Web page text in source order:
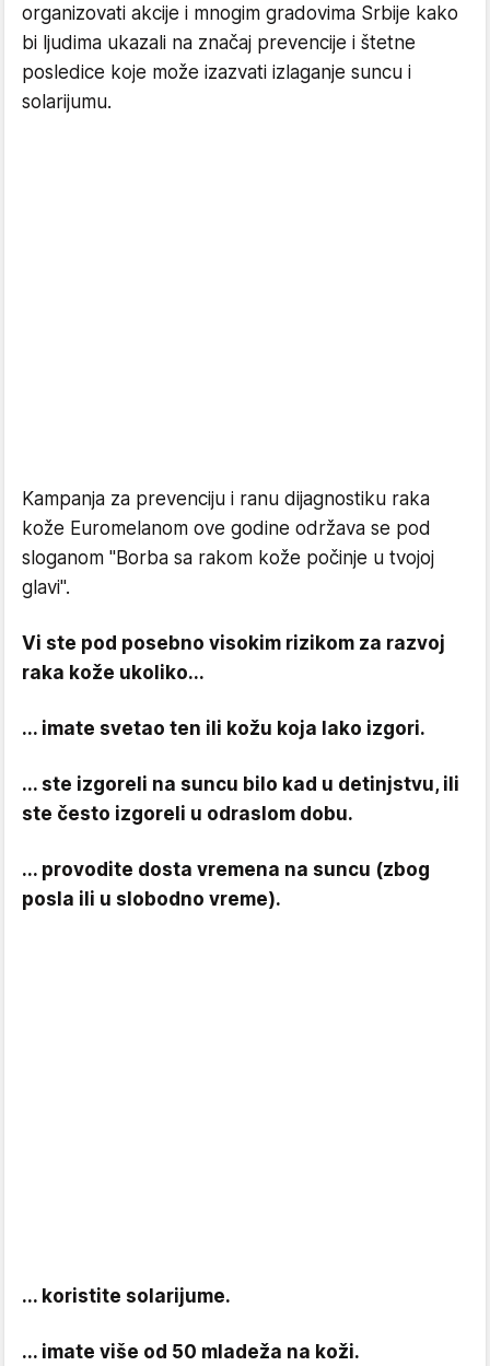
organizovati akcije i mnogim gradovima Srbije kako
bi ljudima ukazali na značaj prevencije i štetne
posledice koje može izazvati izlaganje suncu i
solarijumu.
Kampanja za prevenciju i ranu dijagnostiku raka
kože Euromelanom ove godine održava se pod
sloganom "Borba sa rakom kože počinje u tvojoj
glavi".
Vi ste pod posebno visokim rizikom za razvoj
raka kože ukoliko...
... imate svetao ten ili kožu koja lako izgori.
... ste izgoreli na suncu bilo kad u detinjstvu, ili
ste često izgoreli u odraslom dobu.
... provodite dosta vremena na suncu (zbog
posla ili u slobodno vreme).
... koristite solarijume.
... imate više od 50 mladeža na koži.